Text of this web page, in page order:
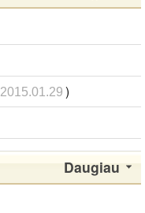
2015.01.29 )
Daugiau